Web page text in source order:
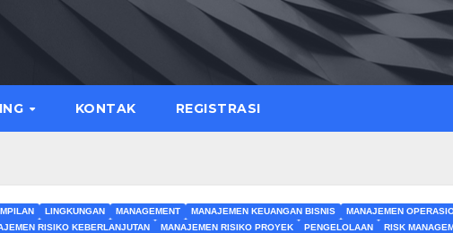
KONTAK REGISTRASI
LINGKUNGAN MANAGEMENT MANAJEMEN KEUANGAN BISNIS
MANAJEMEN
RISIKO KEBERLANJUTAN MANAJEMEN RISIKO PROYEK PENGELOLAAN
RISK